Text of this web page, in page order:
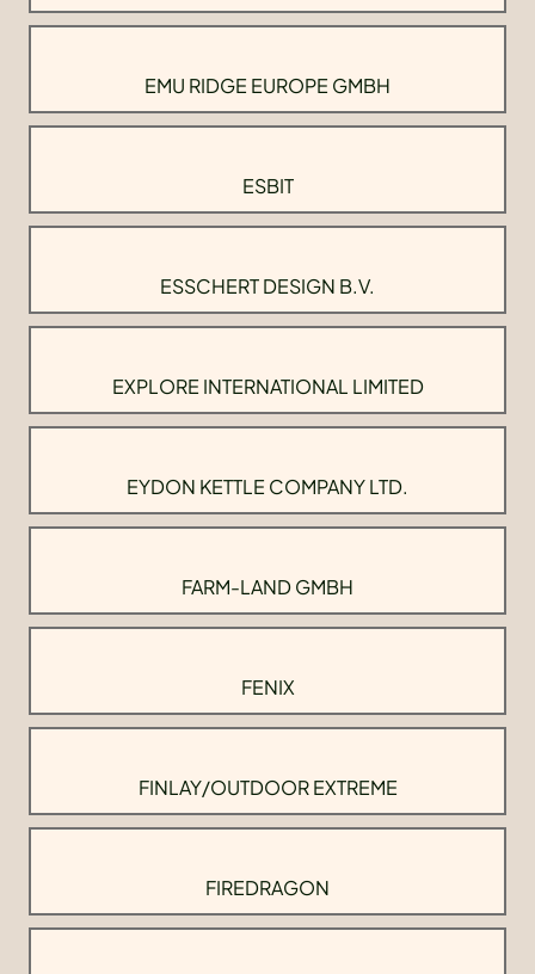
EMU RIDGE EUROPE GMBH
ESBIT
ESSCHERT DESIGN B.V.
EXPLORE INTERNATIONAL LIMITED
EYDON KETTLE COMPANY LTD.
FARM-LAND GMBH
FENIX
FINLAY/OUTDOOR EXTREME
FIREDRAGON